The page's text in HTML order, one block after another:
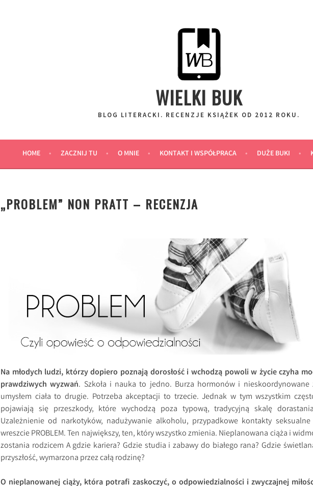
WIELKI BUK
BLOG LITERACKI. RECENZJE KSIĄŻEK OD 2012 ROKU.
HOME ZACZNIJ TU O MNIE KONTAKT I WSPÓŁPRACA DUŻE BUKI
„PROBLEM” NON PRATT – RECENZJA
Na młodych ludzi, którzy dopiero poznają dorosłość i wchodzą powoli w życie czyha
prawdziwych wyzwań. Szkoła i nauka to jedno. Burza hormonów i nieskoordynowane
umysłem ciała to drugie. Potrzeba akceptacji to trzecie. Jednak w tym wszystkim
pojawiają się przeszkody, które wychodzą poza typową, tradycyjną skalę
Uzależnienie od narkotyków, nadużywanie alkoholu, przypadkowe kontakty
wreszcie PROBLEM. Ten największy, ten, który wszystko zmienia. Nieplanowana ciąża i
zostania rodzicem A gdzie kariera? Gdzie studia i zabawy do białego rana? Gdzie
przyszłość, wymarzona przez całą rodzinę?
O nieplanowanej ciąży, która potrafi zaskoczyć, o odpowiedzialności i zwyczajnej